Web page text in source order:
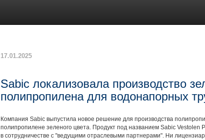
17.01.2025
Sabic локализовала производство
полипропилена для водонапорных
Компания Sabic выпустила новое решение для производства
полипропилене зеленого цвета. Продукт под названием Sabic Vestolen
в сотрудничестве с "ведущими отраслевыми партнерами". Ни